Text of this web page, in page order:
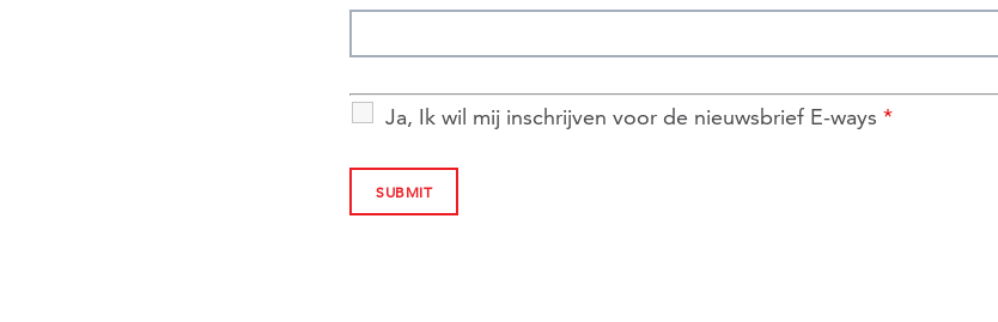
Ja, Ik wil mij inschrijven voor de nieuwsbrief E-ways *